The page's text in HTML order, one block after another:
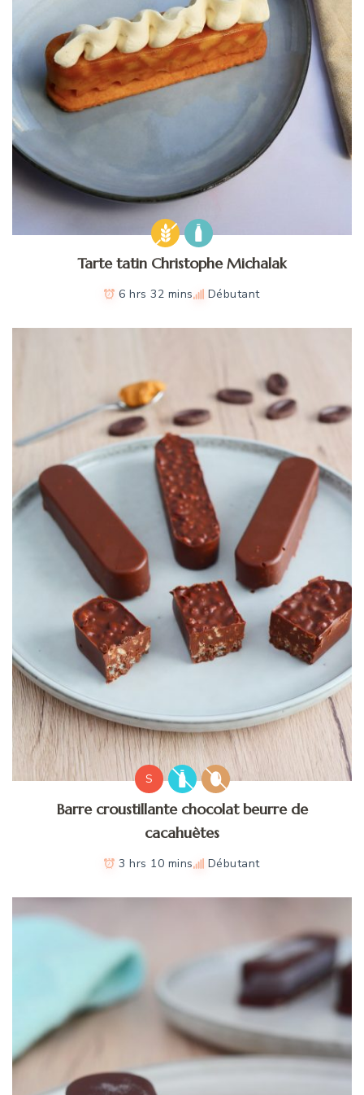
Tarte tatin Christophe Michalak
6 hrs 32 mins Débutant
S
Barre croustillante chocolat beurre de
cacahuètes
3 hrs 10 mins Débutant